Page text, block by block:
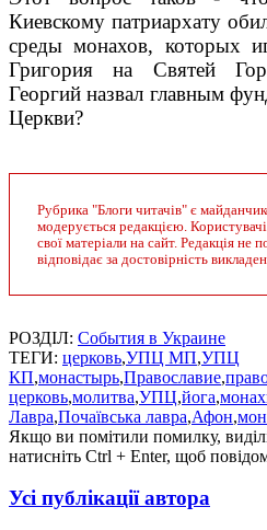
Киевскому патриархату
среды монахов, которых
Григория на Святей
Георгий назвал главным
Церкви?
Рубрика "Блоги читачів" є
модерується редакцією.
свої матеріали на сайт. Редакція не
відповідає за достовірність
РОЗДІЛ: События в Украине
ТЕГИ: церковь,УПЦ МП,УПЦ
КП,монастырь,Православие,
церковь,молитва,УПЦ,йога,
Лавра,Почаївська лавра,Афон,
Якщо ви помітили помилку,
натисніть Ctrl + Enter, щоб
Усі публікації автора